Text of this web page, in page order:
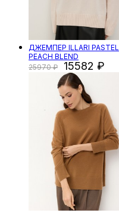
ДЖЕМПЕР ILLARI PASTEL
PEACH BLEND
25970
15582